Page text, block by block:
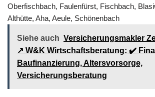
Oberfischbach, Faulenfürst, Fischbach,
Althütte, Aha, Aeule, Schönenbach
Siehe auch Versicherungsmakler
↗️ W&K Wirtschaftsberatung: ✔️
Baufinanzierung, Altersvorsorge,
Versicherungsberatung